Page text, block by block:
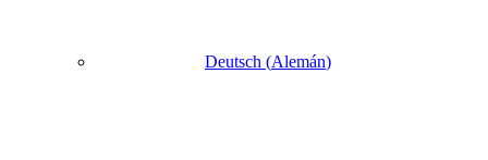
Deutsch (Alemán)